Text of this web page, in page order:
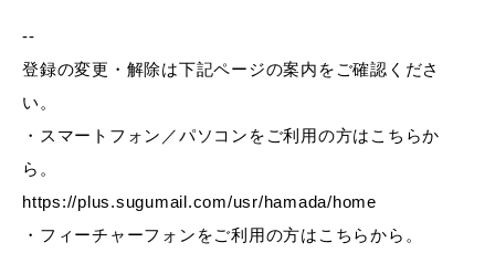
妊娠・出産 子育て
--
登録の変更・解除は下記ページの案内をご確認くださ
い。
・スマートフォン／パソコンをご利用の方はこちらか
ら。
https://plus.sugumail.com/usr/hamada/home
・フィーチャーフォンをご利用の方はこちらから。